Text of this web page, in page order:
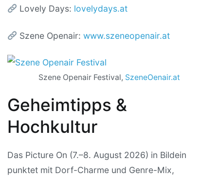
Lovely Days: lovelydays.at
Szene Openair:www.szeneopenair.at
Szene Openair Festival, SzeneOenair.at
Geheimtipps &
Hochkultur
Das Picture On (7.–8. August 2026) in Bildein
punktet mit Dorf-Charme und Genre-Mix,